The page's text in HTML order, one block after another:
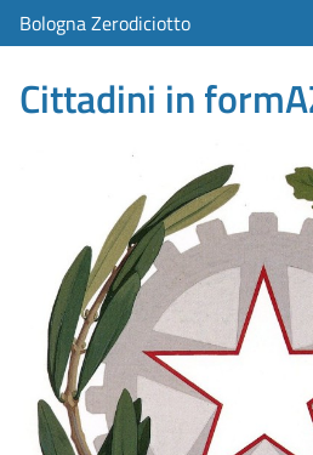
Bologna Zerodiciotto
Cittadini in